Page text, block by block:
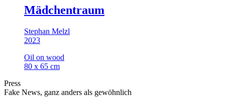
Mädchentraum
Stephan Melzl
2023
Oil on wood
80 x 65 cm
Press
Fake News, ganz anders als gewöhnlich